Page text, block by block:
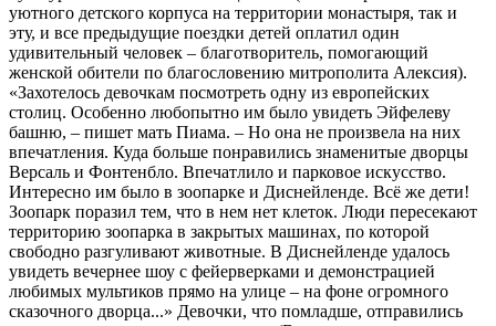
уютного детского корпуса на территории монастыря, так и
эту, и все предыдущие поездки детей оплатил один
удивительный человек – благотворитель, помогающий
женской обители по благословению митрополита Алексия).
«Захотелось девочкам посмотреть одну из европейских
столиц. Особенно любопытно им было увидеть Эйфелеву
башню,­ – пишет мать Пиама­. – Но она не произвела на них
впечатления. Куда больше понравились знаменитые дворцы
Версаль и Фонтенбло. Впечатлило и парковое искусство.
Интересно им было в зоопарке и Диснейленде. Всё же дети!
Зоопарк поразил тем, что в нем нет клеток. Люди пересекают
территорию зоопарка в закрытых машинах, по которой
свободно разгуливают животные. В Диснейленде удалось
увидеть вечернее шоу с фейерверками и демонстрацией
любимых мультиков прямо на улице – на фоне огромного
сказочного дворца...» Девочки, что помладше, отправились